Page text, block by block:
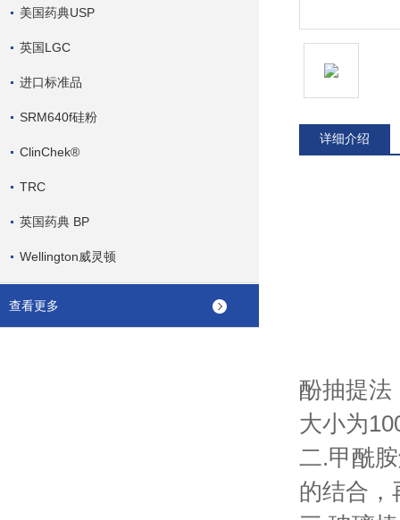
美国药典USP
英国LGC
进口标准品
SRM640f硅粉
ClinChek®
TRC
英国药典 BP
Wellington威灵顿
查看更多
详细介绍
酚抽提法
大小为
二.甲酰
的结合，